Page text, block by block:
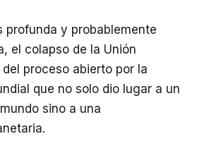
profunda y probablemente
el colapso de la Unión
proceso abierto por la
que no solo dio lugar a un
sino a una